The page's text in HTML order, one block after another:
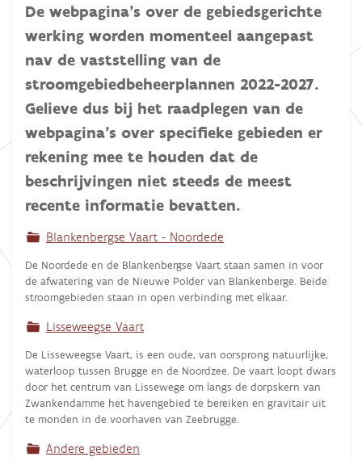
De webpagina’s over de gebiedsgerichte
werking worden momenteel aangepast
nav de vaststelling van de
stroomgebiedbeheerplannen 2022-2027.
Gelieve dus bij het raadplegen van de
webpagina’s over specifieke gebieden er
rekening mee te houden dat de
beschrijvingen niet steeds de meest
recente informatie bevatten.
Blankenbergse Vaart - Noordede
De Noordede en de Blankenbergse Vaart staan samen in voor
de afwatering van de Nieuwe Polder van Blankenberge. Beide
stroomgebieden staan in open verbinding met elkaar.
Lisseweegse Vaart
De Lisseweegse Vaart, is een oude, van oorsprong natuurlijke,
waterloop tussen Brugge en de Noordzee. De vaart loopt dwars
door het centrum van Lissewege om langs de dorpskern van
Zwankendamme het havengebied te bereiken en gravitair uit
te monden in de voorhaven van Zeebrugge.
Andere gebieden